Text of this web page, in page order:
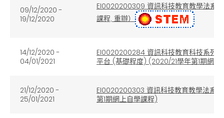
09/12/2020 -
19/12/2020
EI0020200309 資訊科技教育教學法系
課程, 重辦）
14/12/2020 -
04/01/2021
EI0020200284 資訊科技教育科技系
平台 (基礎程度) (2020/21學年第1期網上
21/12/2020 -
25/01/2021
EI0020200303 資訊科技教育教學法系
第1期網上自學課程)